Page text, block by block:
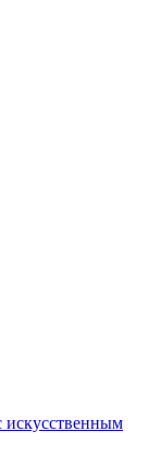
искусственным